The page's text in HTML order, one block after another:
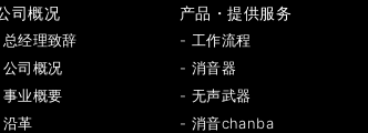
司概况
经理致辞
司概况
业概要
革
产品・提供服务
- 工作流程
- 消音器
- 无声武器
- 消音chanba